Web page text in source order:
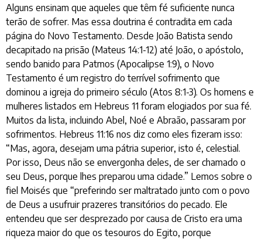
Alguns ensinam que aqueles que têm fé suficiente nunca
terão de sofrer. Mas essa doutrina é contradita em cada
página do Novo Testamento. Desde João Batista sendo
decapitado na prisão (Mateus 14:1-12) até João, o apóstolo,
sendo banido para Patmos (Apocalipse 1:9), o Novo
Testamento é um registro do terrível sofrimento que
dominou a igreja do primeiro século (Atos 8:1-3). Os homens e
mulheres listados em Hebreus 11 foram elogiados por sua fé.
Muitos da lista, incluindo Abel, Noé e Abraão, passaram por
sofrimentos. Hebreus 11:16 nos diz como eles fizeram isso:
“Mas, agora, desejam uma pátria superior, isto é, celestial.
Por isso, Deus não se envergonha deles, de ser chamado o
seu Deus, porque lhes preparou uma cidade.” Lemos sobre o
fiel Moisés que “preferindo ser maltratado junto com o povo
de Deus a usufruir prazeres transitórios do pecado. Ele
entendeu que ser desprezado por causa de Cristo era uma
riqueza maior do que os tesouros do Egito, porque